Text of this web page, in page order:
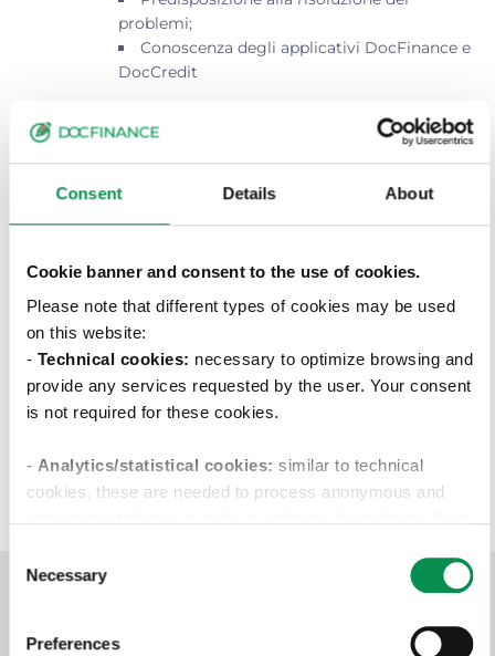
Consent Details About
Cookie banner and consent to the use of cookies.
Please note that different types of cookies may be used
on this website:
- Technical cookies: necessary to optimize browsing and
provide any services requested by the user. Your consent
is not required for these cookies.
- Analytics/statistical cookies: similar to technical
cookies, these are needed to process anonymous and
these cookies are used
only with your consent to examine your browsing habits
and then show you targeted advertisements that reflect
Selection
Necessary
Preferences
problemi;
Conoscenza degli applicativi DocFinance e
DocCredit
Modena
La società propone un contratto di
assunzione a tempo indeterminato. E'
territorio o da remoto presso le aziende
clienti in affiancamento con il tutor.
CANDIDATI